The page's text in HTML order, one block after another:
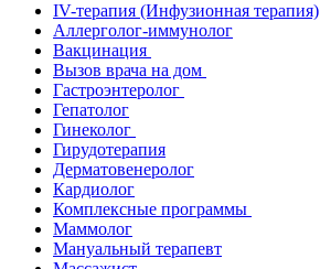
IV-терапия (Инфузионная терапия)
Аллерголог-иммунолог
Вакцинация
Вызов врача на дом
Гастроэнтеролог
Гепатолог
Гинеколог
Гирудотерапия
Дерматовенеролог
Кардиолог
Комплексные программы
Маммолог
Мануальный терапевт